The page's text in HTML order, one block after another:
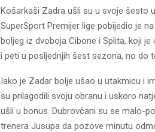
Košarkaši Zadra ušli su u svoje šesto
SuperSport Premijer lige pobijedio je
boljeg iz dvoboja Cibone i Splita, koji
i peti u posljednjih šest sezona, no do
Iako je Zadar bolje ušao u utakmicu i
su prilagodili svoju obranu i uskoro
ušli u bonus. Dubrovčani su se malo-
trenera Jusupa da pozove minutu